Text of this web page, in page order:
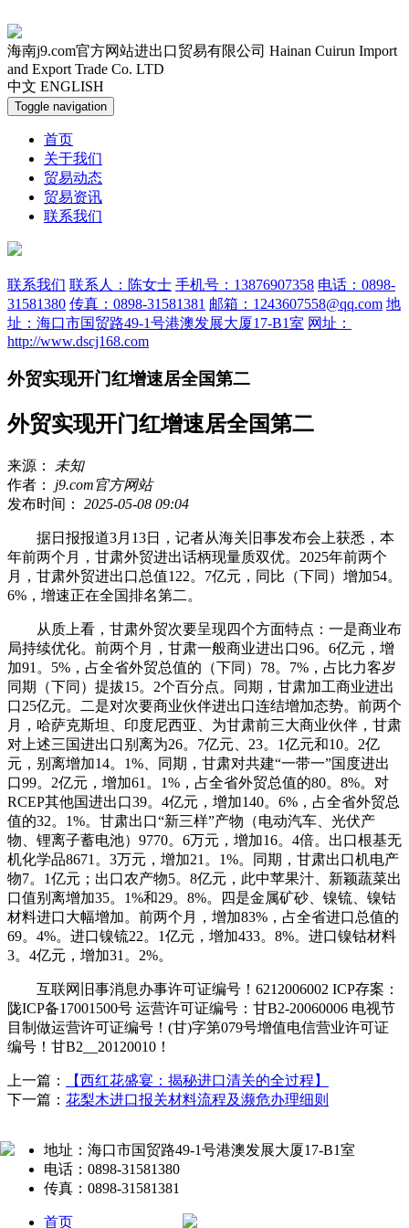
海南j9.com官方网站进出口贸易有限公司 Hainan Cuirun Import
and Export Trade Co. LTD
中文 ENGLISH
Toggle navigation
首页
关于我们
贸易动态
贸易资讯
联系我们
联系我们 联系人：陈女士 手机号：13876907358 电话：0898-
31581380 传真：0898-31581381 邮箱：1243607558@qq.com 地
址：海口市国贸路49-1号港澳发展大厦17-B1室 网址：
http://www.dscj168.com
外贸实现开门红增速居全国第二
外贸实现开门红增速居全国第二
来源：
未知
作者： j9.com官方网站
发布时间： 2025-05-08 09:04
据日报报道3月13日，记者从海关旧事发布会上获悉，本
年前两个月，甘肃外贸进出话柄现量质双优。2025年前两个
月，甘肃外贸进出口总值122。7亿元，同比（下同）增加54。
6%，增速正在全国排名第二。
从质上看，甘肃外贸次要呈现四个方面特点：一是商业布
局持续优化。前两个月，甘肃一般商业进出口96。6亿元，增
加91。5%，占全省外贸总值的（下同）78。7%，占比力客岁
同期（下同）提拔15。2个百分点。同期，甘肃加工商业进出
口25亿元。二是对次要商业伙伴进出口连结增加态势。前两个
月，哈萨克斯坦、印度尼西亚、为甘肃前三大商业伙伴，甘肃
对上述三国进出口别离为26。7亿元、23。1亿元和10。2亿
元，别离增加14。1%、同期，甘肃对共建“一带一”国度进出
口99。2亿元，增加61。1%，占全省外贸总值的80。8%。对
RCEP其他国进出口39。4亿元，增加140。6%，占全省外贸总
值的32。1%。甘肃出口“新三样”产物（电动汽车、光伏产
物、锂离子蓄电池）9770。6万元，增加16。4倍。出口根基无
机化学品8671。3万元，增加21。1%。同期，甘肃出口机电产
物7。1亿元；出口农产物5。8亿元，此中苹果汁、新颖蔬菜出
口值别离增加35。1%和29。8%。四是金属矿砂、镍锍、镍钴
材料进口大幅增加。前两个月，增加83%，占全省进口总值的
69。4%。进口镍锍22。1亿元，增加433。8%。进口镍钴材料
3。4亿元，增加31。2%。
互联网旧事消息办事许可证编号！6212006002 ICP存案：
陇ICP备17001500号 运营许可证编号：甘B2-20060006 电视节
目制做运营许可证编号！(甘)字第079号增值电信营业许可证
编号！甘B2__20120010！
上一篇：
【西红花盛宴：揭秘进口清关的全过程】
下一篇： 花梨木进口报关材料流程及濒危办理细则
地址：海口市国贸路49-1号港澳发展大厦17-B1室
电话：0898-31581380
传真：0898-31581381
首页